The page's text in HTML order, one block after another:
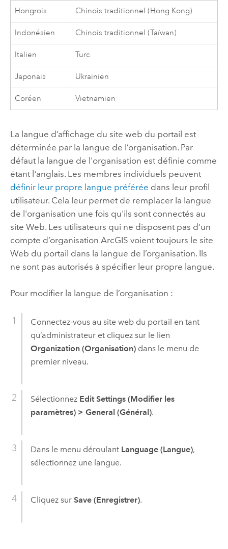
Hongrois Chinois traditionnel (Hong Kong)
Indonésien Chinois traditionnel (Taïwan)
Italien Turc
Japonais Ukrainien
Coréen Vietnamien
La langue d’affichage du site web du portail est
déterminée par la langue de l’organisation. Par
défaut la langue de l'organisation est définie comme
étant l'anglais. Les membres individuels peuvent
définir leur propre langue préférée dans leur profil
utilisateur. Cela leur permet de remplacer la langue
de l'organisation une fois qu'ils sont connectés au
site Web. Les utilisateurs qui ne disposent pas d’un
compte d’organisation ArcGIS voient toujours le site
Web du portail dans la langue de l’organisation. Ils
ne sont pas autorisés à spécifier leur propre langue.
Pour modifier la langue de l’organisation :
Connectez-vous au site web du portail en tant
qu’administrateur et cliquez sur le lien
Organization (Organisation)dans le menu de
premier niveau.
Sélectionnez Edit Settings (Modifier les
paramètres) > General (Général).
Dans le menu déroulant Language (Langue),
sélectionnez une langue.
Cliquez sur Save (Enregistrer).